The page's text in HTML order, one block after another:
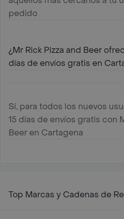
pedido
¿Mr Rick Pizza and Beer
días de envíos gratis en
Sí, para todos los nuevos
15 días de envíos gratis con
Beer en Cartagena
Top Marcas y Cadenas de